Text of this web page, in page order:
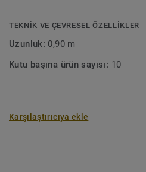
TEKNIK VE ÇEVRESEL ÖZELLIKLER
Uzunluk: 0,90 m
Kutu başına ürün sayısı: 10
Karşılaştırıcıya ekle